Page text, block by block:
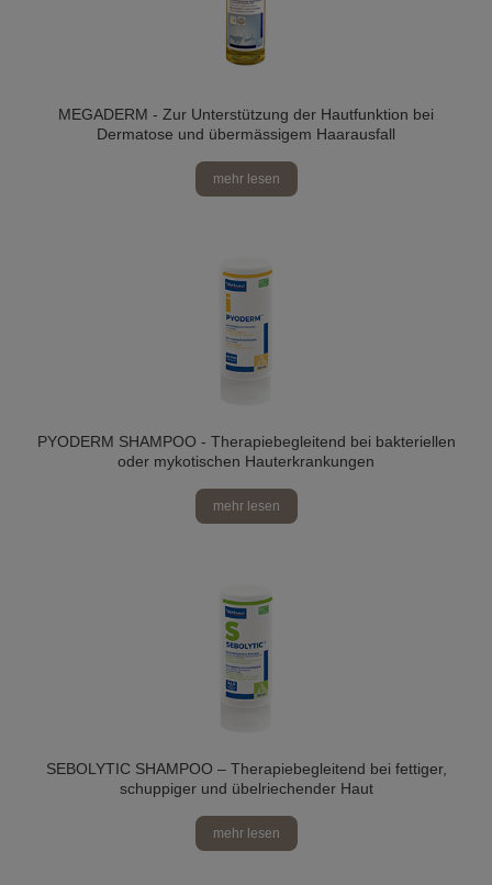
MEGADERM - Zur Unterstützung der Hautfunktion bei
Dermatose und übermässigem Haarausfall
mehr lesen
PYODERM SHAMPOO - Therapiebegleitend bei bakteriellen
oder mykotischen Hauterkrankungen
mehr lesen
SEBOLYTIC SHAMPOO – Therapiebegleitend bei fettiger,
schuppiger und übelriechender Haut
mehr lesen